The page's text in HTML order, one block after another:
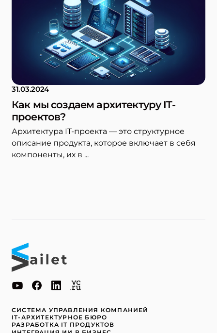
31.03.2024
Как мы создаем архитектуру IT-
проектов?
Архитектура IT-проекта — это структурное
описание продукта, которое включает в себя
компоненты, их в ...
СИСТЕМА УПРАВЛЕНИЯ КОМПАНИЕЙ
IT-АРХИТЕКТУРНОЕ БЮРО
РАЗРАБОТКА IT ПРОДУКТОВ